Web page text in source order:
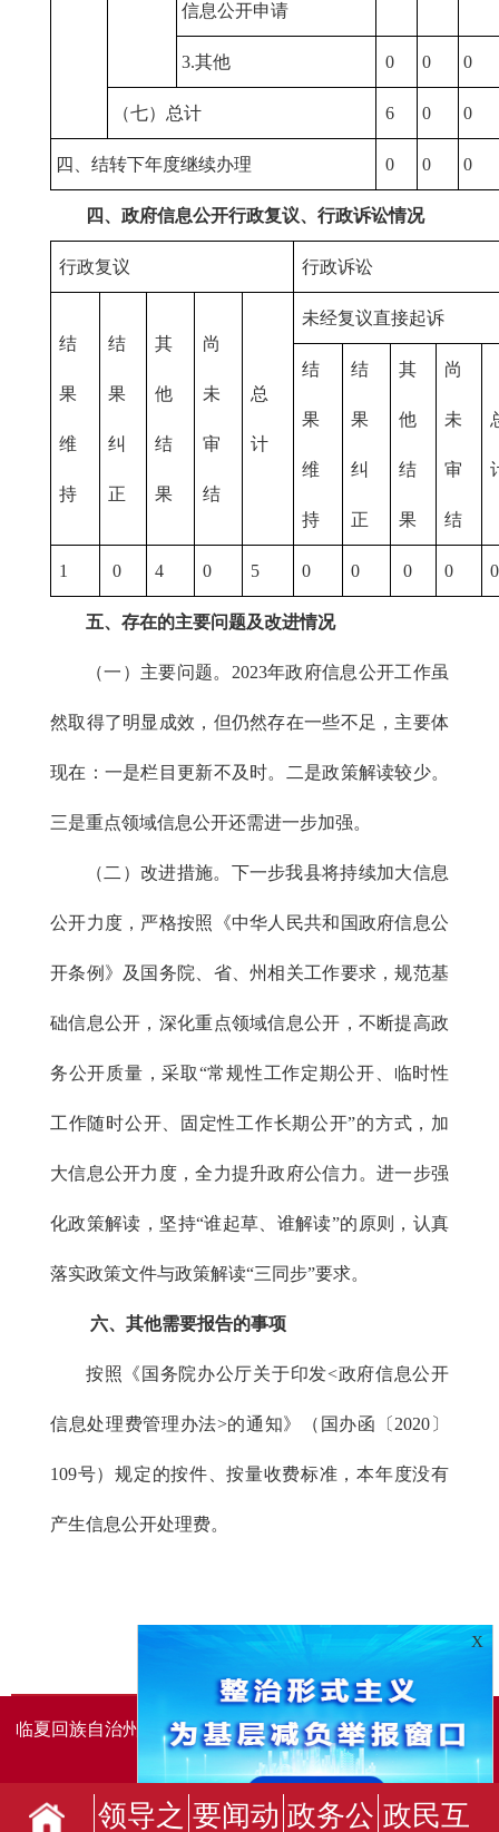
信息公开申请
3.其他 0 0 0
（七）总计 6 0 0
四、结转下年度继续办理 0 0 0
四、政府信息公开行政复议、行政诉讼情况
行政复议 行政诉讼
结
果
维
持
结
果
纠
正
其
他
结
果
尚
未
审
结
总
计
未经复议直接起诉
结
果
维
持
结
果
纠
正
其
他
结
果
尚
未
审
结
1 0 4 0 5 0 0 0 0
五、存在的主要问题及改进情况
（一）主要问题。2023年政府信息公开工作虽
然取得了明显成效，但仍然存在一些不足，主要体
现在：一是栏目更新不及时。二是政策解读较少。
三是重点领域信息公开还需进一步加强。
（二）改进措施。下一步我县将持续加大信息
公开力度，严格按照《中华人民共和国政府信息公
开条例》及国务院、省、州相关工作要求，规范基
础信息公开，深化重点领域信息公开，不断提高政
务公开质量，采取“常规性工作定期公开、临时性
工作随时公开、固定性工作长期公开”的方式，加
大信息公开力度，全力提升政府公信力。进一步强
化政策解读，坚持“谁起草、谁解读”的原则，认真
落实政策文件与政策解读“三同步”要求。
六、其他需要报告的事项
按照《国务院办公厅关于印发<政府信息公开
信息处理费管理办法>的通知》（国办函〔2020〕
109号）规定的按件、按量收费标准，本年度没有
产生信息公开处理费。
临夏回族自治州人民政府办公室主办 临夏回族自治州人民政
府信息中心承办
领导之 要闻动 政务公 政民互
X